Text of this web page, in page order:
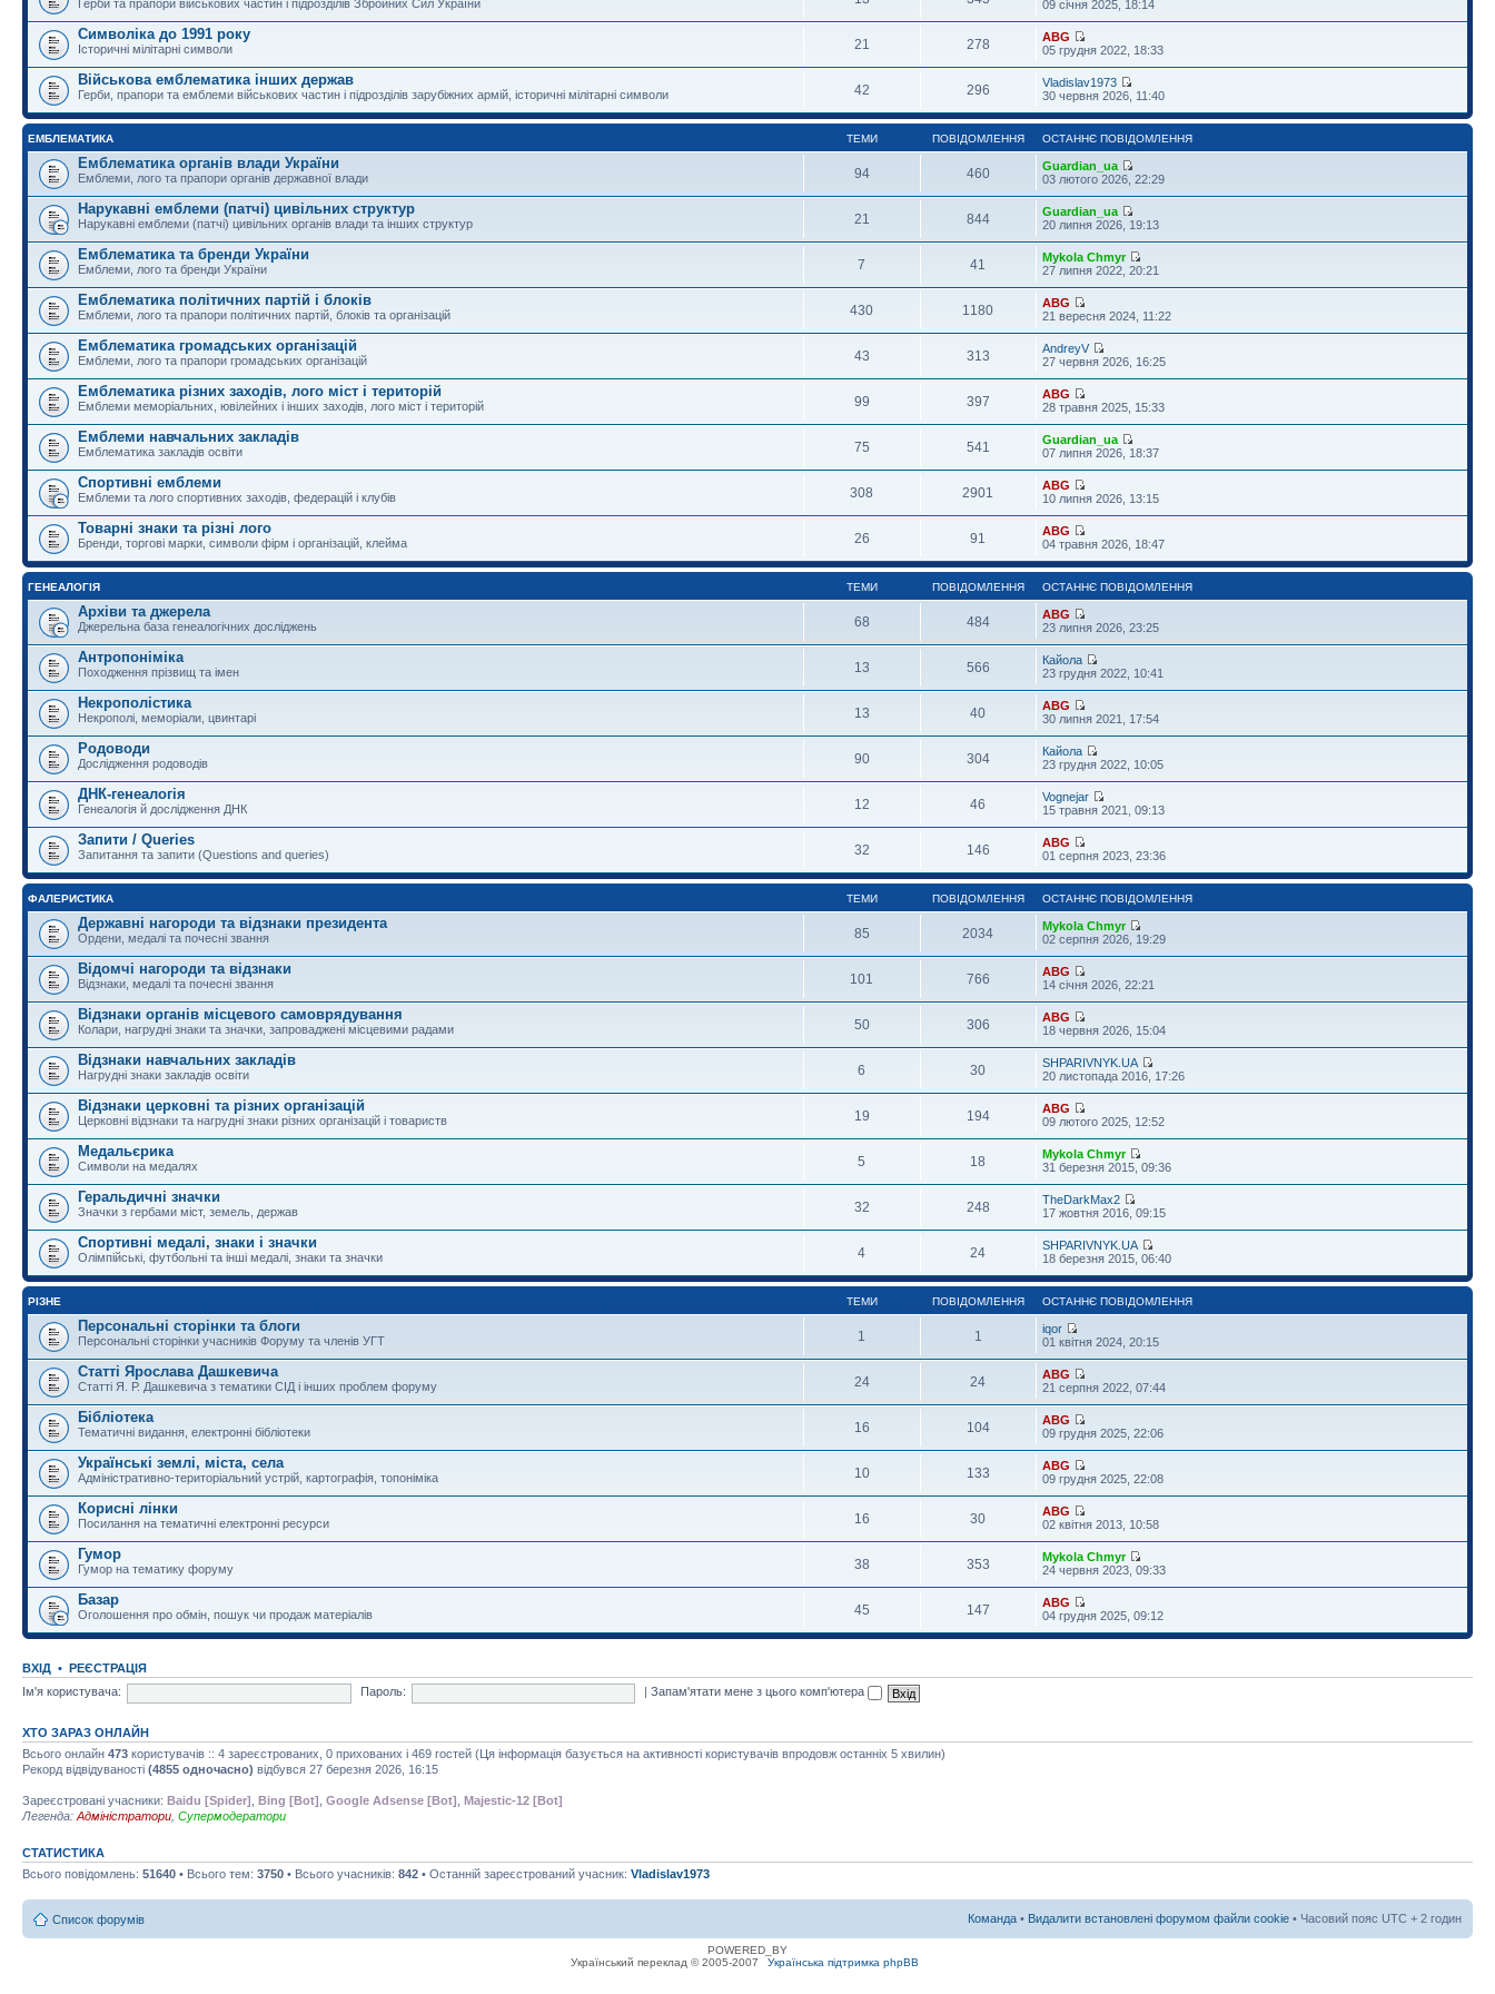
Герби та прапори військових частин і підрозділів Збройних Сил України 09 січня 2025, 18:14
Символіка до 1991 року
Історичні мілітарні символи 21 278
ABG
05 грудня 2022, 18:33
Військова емблематика інших держав
Герби, прапори та емблеми військових частин і підрозділів зарубіжних армій, історичні мілітарні символи 42 296
Vladislav1973
30 червня 2026, 11:40
ЕМБЛЕМАТИКА ТЕМИ ПОВІДОМЛЕННЯ ОСТАННЄ ПОВІДОМЛЕННЯ
Емблематика органів влади України
Емблеми, лого та прапори органів державної влади 94 460
Guardian_ua
03 лютого 2026, 22:29
Нарукавні емблеми (патчі) цивільних структур
Нарукавні емблеми (патчі) цивільних органів влади та інших структур 21 844
Guardian_ua
20 липня 2026, 19:13
Емблематика та бренди України
Емблеми, лого та бренди України 7 41
Mykola Chmyr
27 липня 2022, 20:21
Емблематика політичних партій і блоків
Емблеми, лого та прапори політичних партій, блоків та організацій 430 1180
ABG
21 вересня 2024, 11:22
Емблематика громадських організацій
Емблеми, лого та прапори громадських організацій 43 313
AndreyV
27 червня 2026, 16:25
Емблематика різних заходів, лого міст і територій
Емблеми меморіальних, ювілейних і інших заходів, лого міст і територій 99 397
ABG
28 травня 2025, 15:33
Емблеми навчальних закладів
Емблематика закладів освіти 75 541
Guardian_ua
07 липня 2026, 18:37
Спортивні емблеми
Емблеми та лого спортивних заходів, федерацій і клубів 308 2901
ABG
10 липня 2026, 13:15
Товарні знаки та різні лого
Бренди, торгові марки, символи фірм і організацій, клейма 26 91
ABG
04 травня 2026, 18:47
ГЕНЕАЛОГІЯ ТЕМИ ПОВІДОМЛЕННЯ ОСТАННЄ ПОВІДОМЛЕННЯ
Архіви та джерела
Джерельна база генеалогічних досліджень 68 484
ABG
23 липня 2026, 23:25
Антропоніміка
Походження прізвищ та імен 13 566
Кайола
23 грудня 2022, 10:41
Некрополістика
Некрополі, меморіали, цвинтарі 13 40
ABG
30 липня 2021, 17:54
Родоводи
Дослідження родоводів 90 304
Кайола
23 грудня 2022, 10:05
ДНК-генеалогія
Генеалогія й дослідження ДНК 12 46
Vognejar
15 травня 2021, 09:13
Запити / Queries
Запитання та запити (Questions and queries) 32 146
ABG
01 серпня 2023, 23:36
ФАЛЕРИСТИКА ТЕМИ ПОВІДОМЛЕННЯ ОСТАННЄ ПОВІДОМЛЕННЯ
Державні нагороди та відзнаки президента
Ордени, медалі та почесні звання 85 2034
Mykola Chmyr
02 серпня 2026, 19:29
Відомчі нагороди та відзнаки
Відзнаки, медалі та почесні звання 101 766
ABG
14 січня 2026, 22:21
Відзнаки органів місцевого самоврядування
Колари, нагрудні знаки та значки, запроваджені місцевими радами 50 306
ABG
18 червня 2026, 15:04
Відзнаки навчальних закладів
Нагрудні знаки закладів освіти 6 30
SHPARIVNYK.UA
20 листопада 2016, 17:26
Відзнаки церковні та різних організацій
Церковні відзнаки та нагрудні знаки різних організацій і товариств 19 194
ABG
09 лютого 2025, 12:52
Медальєрика
Символи на медалях 5 18
Mykola Chmyr
31 березня 2015, 09:36
Геральдичні значки
Значки з гербами міст, земель, держав 32 248
TheDarkMax2
17 жовтня 2016, 09:15
Спортивні медалі, знаки і значки
Олімпійські, футбольні та інші медалі, знаки та значки 4 24
SHPARIVNYK.UA
18 березня 2015, 06:40
РІЗНЕ ТЕМИ ПОВІДОМЛЕННЯ ОСТАННЄ ПОВІДОМЛЕННЯ
Персональні сторінки та блоги
Персональні сторінки учасників Форуму та членів УГТ 1 1
iqor
01 квітня 2024, 20:15
Статті Ярослава Дашкевича
Статті Я. Р. Дашкевича з тематики СІД і інших проблем форуму 24 24
ABG
21 серпня 2022, 07:44
Бібліотека
Тематичні видання, електронні бібліотеки 16 104
ABG
09 грудня 2025, 22:06
Українські землі, міста, села
Адміністративно-територіальний устрій, картографія, топоніміка 10 133
ABG
09 грудня 2025, 22:08
Корисні лінки
Посилання на тематичні електронні ресурси 16 30
ABG
02 квітня 2013, 10:58
Гумор
Гумор на тематику форуму 38 353
Mykola Chmyr
24 червня 2023, 09:33
Базар
Оголошення про обмін, пошук чи продаж матеріалів 45 147
ABG
04 грудня 2025, 09:12
ВХІД • РЕЄСТРАЦІЯ
Ім'я користувача:
Пароль: |Запам'ятати мене з цього комп'ютера
ХТО ЗАРАЗ ОНЛАЙН
Всього онлайн 473 користувачів :: 4 зареєстрованих, 0 прихованих і 469 гостей (Ця інформація базується на активності користувачів впродовж останніх 5 хвилин)
Рекорд відвідуваності (4855 одночасно) відбувся 27 березня 2026, 16:15
Зареєстровані учасники: Baidu [Spider] Bing [Bot] Google Adsense [Bot] Majestic-12 [Bot]
Легенда: Адміністратори Супермодератори
СТАТИСТИКА
Всього повідомлень: 51640 • Всього тем: 3750 • Всього учасників: 842 • Останній зареєстрований учасник: Vladislav1973
Список форумів Команда • Видалити встановлені форумом файли cookie • Часовий пояс UTC + 2 годин
POWERED_BY
Український переклад © 2005-2007
Українська підтримка phpBB